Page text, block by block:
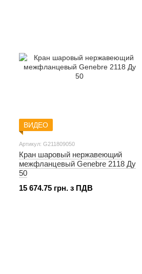
ВИДЕО
Артикул: G211809050
Кран шаровый нержавеющий
межфланцевый Genebre 2118 Ду
50
15 674.75 грн. з ПДВ